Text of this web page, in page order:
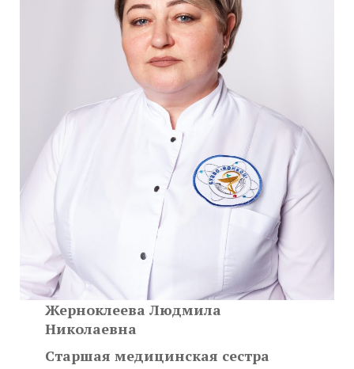
Жерноклеева Людмила
Николаевна
Старшая медицинская сестра